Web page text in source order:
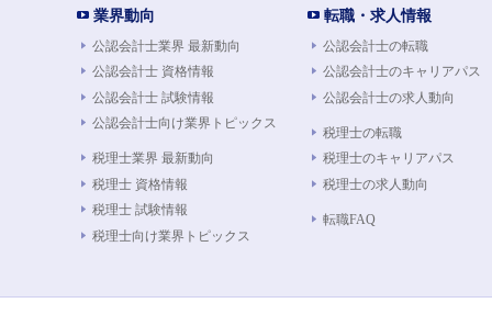
業界動向
公認会計士業界 最新動向
公認会計士 資格情報
公認会計士 試験情報
公認会計士向け業界トピックス
税理士業界 最新動向
税理士 資格情報
税理士 試験情報
税理士向け業界トピックス
転職・求人情報
公認会計士の転職
公認会計士のキャリアパス
公認会計士の求人動向
税理士の転職
税理士のキャリアパス
税理士の求人動向
転職FAQ